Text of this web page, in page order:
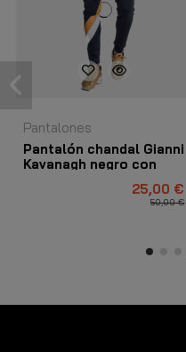
Pantalones
Pantalón chandal Gianni
Kavanagh negro con
25,00 €
50,00 €